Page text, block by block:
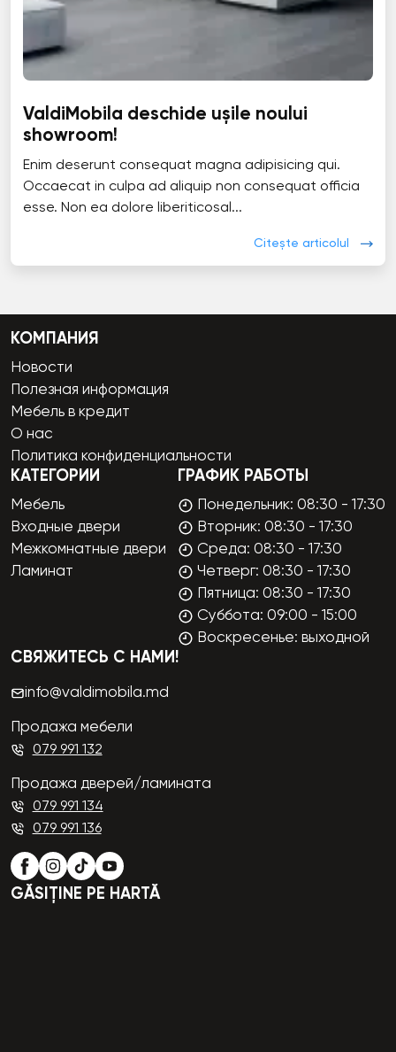
ValdiMobila deschide ușile noului
showroom!
Enim deserunt consequat magna adipisicing qui.
Occaecat in culpa ad aliquip non consequat officia
esse. Non ea dolore liberiticosal...
Citește articolul
КОМПАНИЯ
Новости
Полезная информация
Мебель в кредит
О нас
Политика конфиденциальности
КАТЕГОРИИ
Мебель
Входные двери
Межкомнатные двери
Ламинат
ГРАФИК РАБОТЫ
Понедельник: 08:30 - 17:30
Вторник: 08:30 - 17:30
Среда: 08:30 - 17:30
Четверг: 08:30 - 17:30
Пятница: 08:30 - 17:30
Суббота: 09:00 - 15:00
Воскресенье: выходной
СВЯЖИТЕСЬ С НАМИ!
info@valdimobila.md
Продажа мебели
079 991 132
Продажа дверей/ламината
079 991 134
079 991 136
GĂSIȚINE PE HARTĂ